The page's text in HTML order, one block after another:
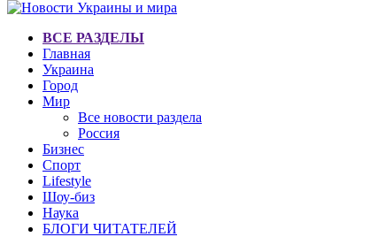
ВСЕ РАЗДЕЛЫ
Главная
Украина
Город
Мир
Все новости раздела
Россия
Бизнес
Спорт
Lifestyle
Шоу-биз
Наука
БЛОГИ ЧИТАТЕЛЕЙ